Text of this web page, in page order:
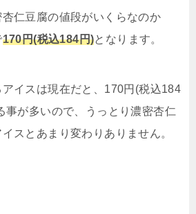
仁豆腐の値段がいくらなのか
170円(税込184円)となります。
イスは現在だと、170円(税込184
事が多いので、うっとり濃密杏仁
スとあまり変わりありません。